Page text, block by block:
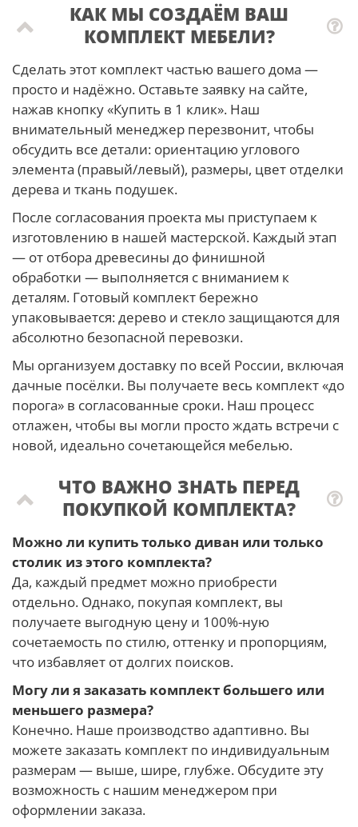
КАК МЫ СОЗДАЁМ ВАШ
КОМПЛЕКТ МЕБЕЛИ?
Сделать этот комплект частью вашего дома —
просто и надёжно. Оставьте заявку на сайте,
нажав кнопку «Купить в 1 клик». Наш
внимательный менеджер перезвонит, чтобы
обсудить все детали: ориентацию углового
элемента (правый/левый), размеры, цвет отделки
дерева и ткань подушек.
После согласования проекта мы приступаем к
изготовлению в нашей мастерской. Каждый этап
— от отбора древесины до финишной
обработки — выполняется с вниманием к
деталям. Готовый комплект бережно
упаковывается: дерево и стекло защищаются для
абсолютно безопасной перевозки.
Мы организуем доставку по всей России, включая
дачные посёлки. Вы получаете весь комплект «до
порога» в согласованные сроки. Наш процесс
отлажен, чтобы вы могли просто ждать встречи с
новой, идеально сочетающейся мебелью.
ЧТО ВАЖНО ЗНАТЬ ПЕРЕД
ПОКУПКОЙ КОМПЛЕКТА?
Можно ли купить только диван или только
столик из этого комплекта?
Да, каждый предмет можно приобрести
отдельно. Однако, покупая комплект, вы
получаете выгодную цену и 100%-ную
сочетаемость по стилю, оттенку и пропорциям,
что избавляет от долгих поисков.
Могу ли я заказать комплект большего или
меньшего размера?
Конечно. Наше производство адаптивно. Вы
можете заказать комплект по индивидуальным
размерам — выше, шире, глубже. Обсудите эту
возможность с нашим менеджером при
оформлении заказа.